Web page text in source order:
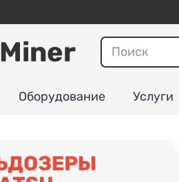
Miner
Оборудование Услуги